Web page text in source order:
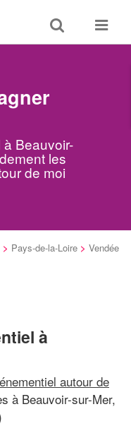
Toggle
search
Toggle
Beauvoir-
les
de moi
> Pays-de-la-Loire > Vendée
à
autour de
à Beauvoir-sur-Mer,